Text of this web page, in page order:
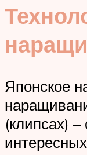
Японское
(клипсах)